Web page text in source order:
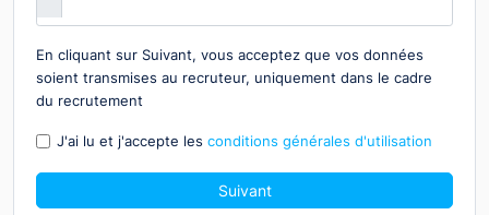
En cliquant sur Suivant, vous acceptez que vos données
soient transmises au recruteur, uniquement dans le cadre
du recrutement
J'ai lu et j'accepte lesconditions générales d'utilisation
Suivant